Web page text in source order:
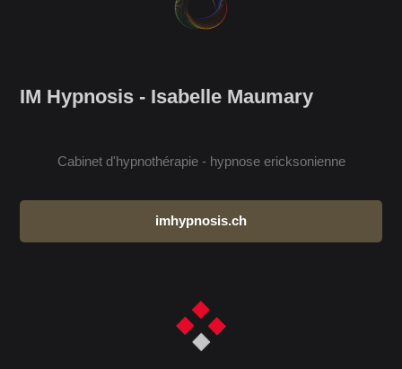
IM Hypnosis - Isabelle Maumary
Cabinet d'hypnothérapie - hypnose ericksonienne
imhypnosis.ch